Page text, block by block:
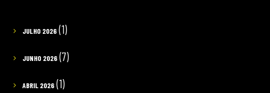
JULHO 2026(1)
JUNHO 2026(7)
ABRIL 2026(1)